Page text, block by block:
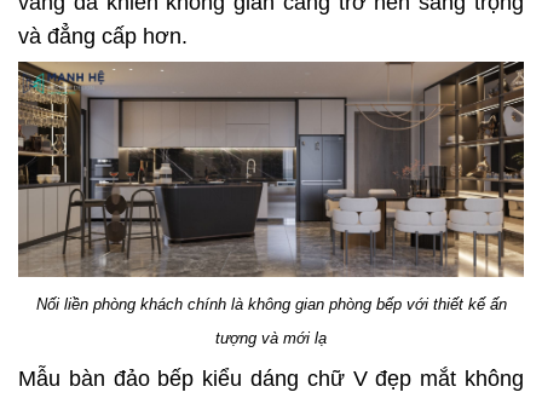
và đẳng cấp hơn.
Nối liền phòng khách chính là không gian phòng bếp với thiết kế ấn
tượng và mới lạ
Mẫu bàn đảo bếp kiểu dáng chữ V đẹp mắt không